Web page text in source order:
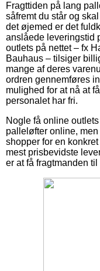
Fragttiden på lang
såfremt du står og
det øjemed er det
anslåede leveringstid
outlets på nettet – fx
Bauhaus – tilsiger
mange af deres
ordren gennemføres
mulighed for at nå at
personalet har fri.
Nogle få online
palleløfter online,
shopper for en
mest prisbevidste
er at få fragtmanden